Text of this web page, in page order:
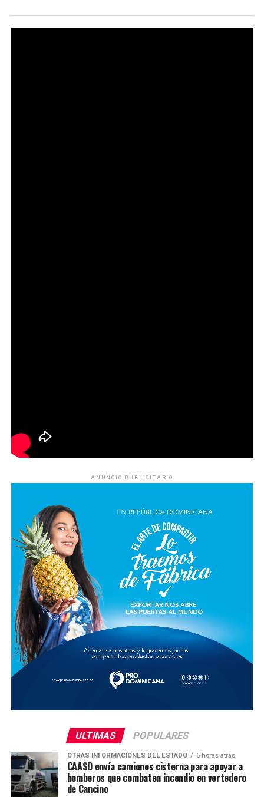
ANUNCIO PUBLICITARIO
ULTIMAS POPULARES
OTRAS INFORMACIONES DEL ESTADO 6 horas atrás
CAASD envía camiones cisterna para apoyar a
bomberos que combaten incendio en vertedero
de Cancino